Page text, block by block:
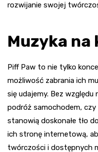
rozwijanie swojej
Muzyka na
Piff Paw to nie tylko
możliwość zabrania ich
się udajemy. Bez względu
podróż samochodem,
stanowią doskonałe tło
ich stronę internetową,
twórczości i dostępnych